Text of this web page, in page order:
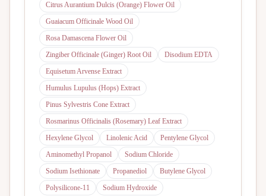
Citrus Aurantium Dulcis (Orange) Flower Oil
Guaiacum Officinale Wood Oil
Rosa Damascena Flower Oil
Zingiber Officinale (Ginger) Root Oil
Disodium EDTA
Equisetum Arvense Extract
Humulus Lupulus (Hops) Extract
Pinus Sylvestris Cone Extract
Rosmarinus Officinalis (Rosemary) Leaf Extract
Hexylene Glycol
Linolenic Acid
Pentylene Glycol
Aminomethyl Propanol
Sodium Chloride
Sodium Isethionate
Propanediol
Butylene Glycol
Polysilicone-11
Sodium Hydroxide